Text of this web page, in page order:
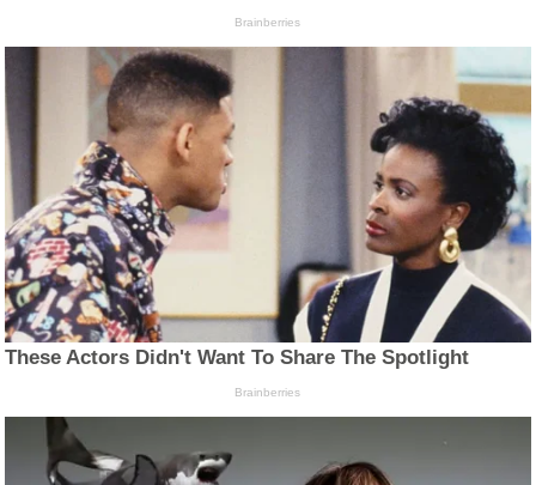
Brainberries
These Actors Didn't Want To Share The Spotlight
Brainberries